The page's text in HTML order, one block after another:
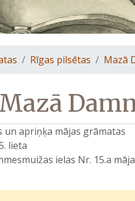
Rīgas pilsētas Mazā
Mazā
un apriņķa mājas grāmatas
lieta
ielas Nr. 15.a